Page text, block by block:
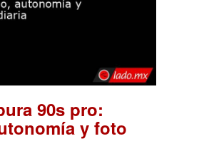
90s pro:
y foto